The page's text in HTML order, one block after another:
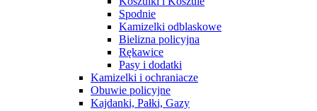
Spodnie
Kamizelki odblaskowe
Bielizna policyjna
Rękawice
Pasy i dodatki
Kamizelki i ochraniacze
Obuwie policyjne
Kajdanki, Pałki, Gazy